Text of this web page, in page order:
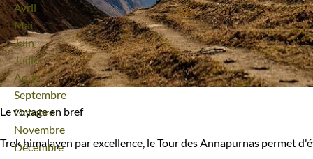
Avril
Mai
Juin
Juillet
Août
Septembre
Octobre
Novembre
Décembre
Guatemala Guinée Conakry
Honduras Hongrie
Ile Maurice
Inde Himalayenne
Confort
Bivouac, sous tente Refuge, gîte, dortoir
Standard
Haut de gamme
Le voyage en bref
Trek himalayen par excellence, le Tour des Annapurnas permet